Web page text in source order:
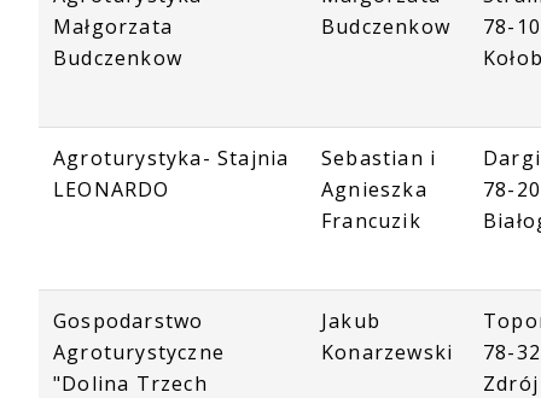
Małgorzata
Budczenkow
Budczenkow
78-
Agroturystyka- Stajnia
LEONARDO
Sebastian i
Agnieszka
Francuzik
78-
Gospodarstwo
Agroturystyczne
"Dolina Trzech
Jakub
Konarzewski
78-
Zdrój